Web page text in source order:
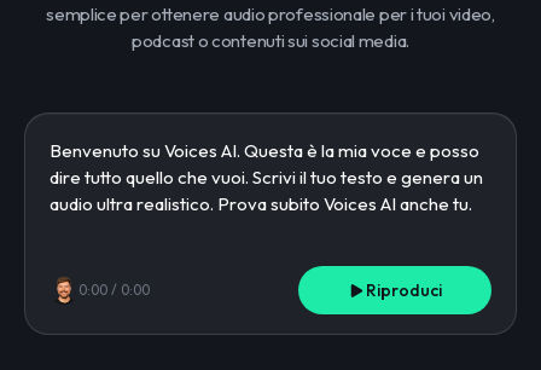
semplice per ottenere audio professionale per i tuoi video,
podcast o contenuti sui social media.
0:00 / 0:00 Riproduci